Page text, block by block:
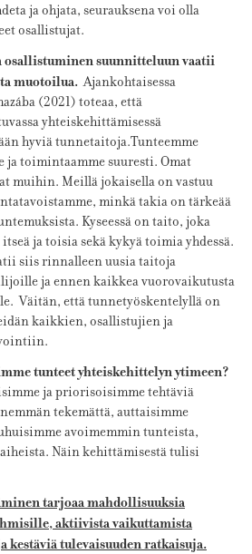
ja ohjata, seurauksena voi olla
osallistujat.
osallistuminen suunnitteluun vaatii
muotoilua.Ajankohtaisessa
(2021) toteaa, että
yhteiskehittämisessä
hyviä tunnetaitoja.Tunteemme
ja toimintaamme suuresti. Omat
muihin. Meillä jokaisella on vastuu
minkä takia on tärkeää
Kyseessä on taito, joka
ja toisia sekä kykyä toimia yhdessä.
siis rinnalleen uusia taitoja
ja ennen kaikkea vuorovaikutusta
Väitän, että tunnetyöskentelyllä on
kaikkien, osallistujien ja
tunteet yhteiskehittelyn ytimeen?
ja priorisoisimme tehtäviä
tekemättä, auttaisimme
avoimemmin tunteista,
Näin kehittämisestä tulisi
tarjoaa mahdollisuuksia
aktiivista vaikuttamista
kestäviä tulevaisuuden ratkaisuja.